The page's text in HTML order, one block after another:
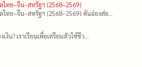
ทย–จีน–สหรัฐฯ (2568–2569)
ทย–จีน–สหรัฐฯ (2568–2569) คันฉ่องส่อ...
น? เราเรียนเพื่อเตรียมตัวใช้ชีว...